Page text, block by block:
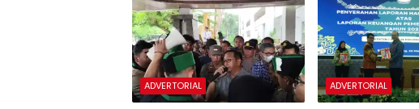
ADVERTORIAL ADVERTORIAL